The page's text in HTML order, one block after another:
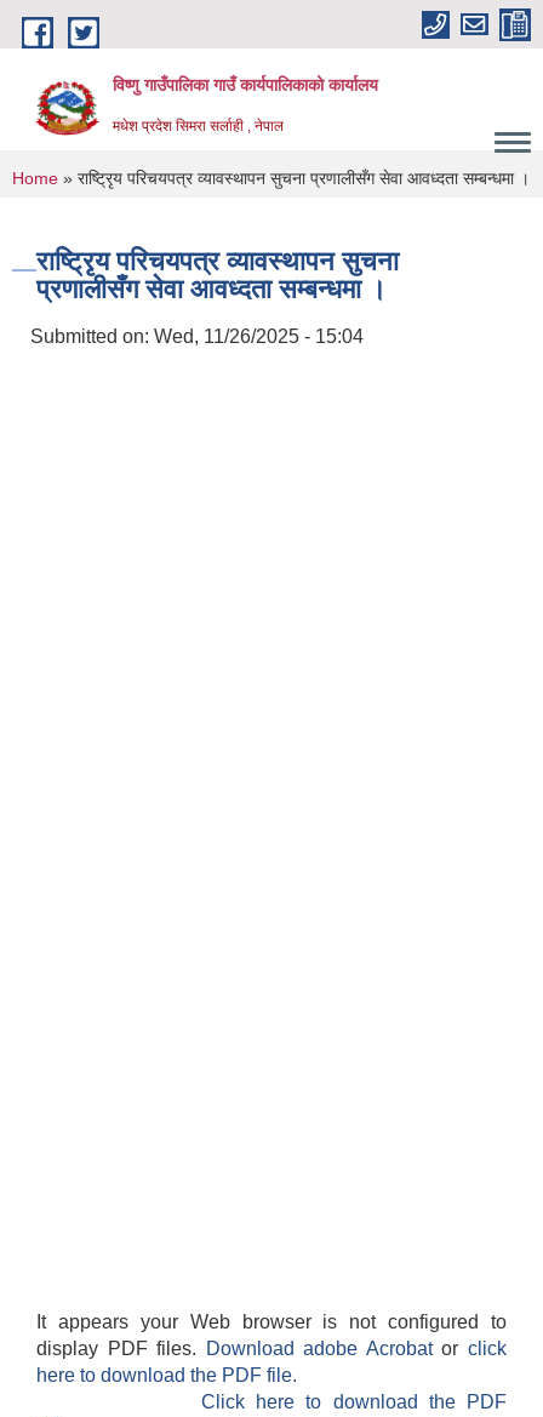
Skip to main content
विष्णु गाउँपालिका गाउँ कार्यपालिकाको कार्यालय
मधेश प्रदेश सिमरा सर्लाही , नेपाल
You are here
Home » राष्ट्रिृय परिचयपत्र व्यावस्थापन सुचना प्रणालीसँग सेवा आवध्दता सम्बन्धमा ।
राष्ट्रिृय परिचयपत्र व्यावस्थापन सुचना
प्रणालीसँग सेवा आवध्दता सम्बन्धमा ।
Submitted on: Wed, 11/26/2025 - 15:04
It appears your Web browser is not configured to
display PDF files.
Download adobe Acrobatorclick
here to download the PDF file.
Click here to download the PDF